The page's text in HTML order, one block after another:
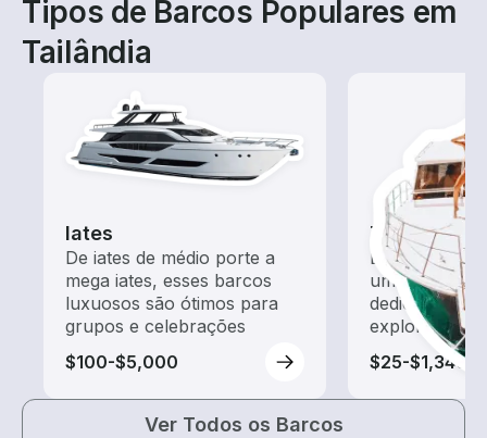
Tipos de Barcos Populares em
Tailândia
Iates
De iates de médio porte a
mega iates, esses barcos
luxuosos são ótimos para
grupos e celebrações
$100-$5,000
Tours
Explore as
um aluguel
dedicado a
exploração
$25-$1,340
Ver Todos os Barcos